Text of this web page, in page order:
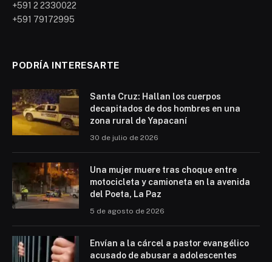
+591 2 2330022
+591 79172995
PODRÍA INTERESARTE
Santa Cruz: Hallan los cuerpos
decapitados de dos hombres en una
zona rural de Yapacaní
30 de julio de 2026
Una mujer muere tras choque entre
motocicleta y camioneta en la avenida
del Poeta, La Paz
5 de agosto de 2026
Envían a la cárcel a pastor evangélico
acusado de abusar a adolescentes